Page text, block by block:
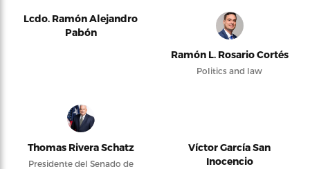
Lcdo. Ramón Alejandro
Pabón
Ramón L. Rosario Cortés
Politics and law
Thomas Rivera Schatz
Presidente del Senado de
Víctor García San
Inocencio